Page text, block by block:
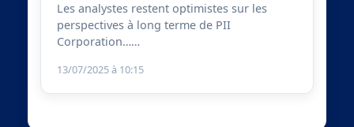
Les analystes restent optimistes sur les
perspectives à long terme de PII
Corporation……
13/07/2025 à 10:15